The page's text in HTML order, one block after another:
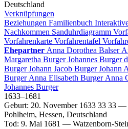
Deutschland
Verknüpfungen
Beziehungen Familienbuch
Nachkommen Sanduhrdiagramm
Vorfahrenkarte Vorfahrentafel
Ehepartner Anna Dorothea Balser
Margaretha Burger Johannes Burger
Burger Johann Jacob Burger Johann
Burger Anna Elisabeth Burger Anna
Johannes Burger
1633–1681
Geburt: 20. November 1633 33 33 —
Pohlheim, Hessen, Deutschland
Tod: 9. Mai 1681 — Watzenborn-